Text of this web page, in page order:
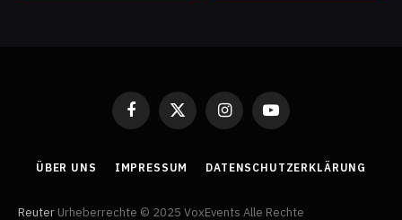
Facebook
X
(Twitter)
InstagramYouTube
ÜBER UNS IMPRESSUM DATENSCHUTZERKLÄRUNG
Reuter Urheberrechte © 2025 VoxEvents Alle Rechte